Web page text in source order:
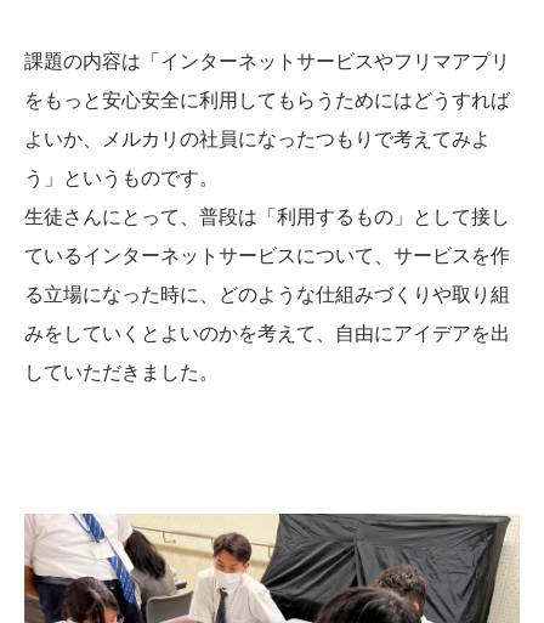
課題の内容は「インターネットサービスやフリマアプリ
をもっと安心安全に利用してもらうためにはどうすれば
よいか、メルカリの社員になったつもりで考えてみよ
う」というものです。
生徒さんにとって、普段は「利用するもの」として接し
ているインターネットサービスについて、サービスを作
る立場になった時に、どのような仕組みづくりや取り組
みをしていくとよいのかを考えて、自由にアイデアを出
していただきました。